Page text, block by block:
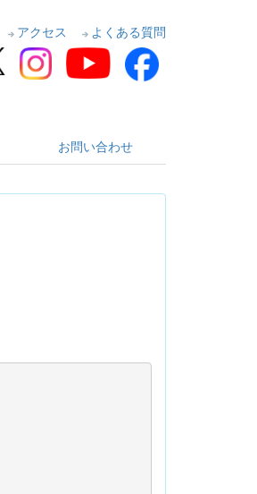
アクセス よくある質問
お問い合わせ